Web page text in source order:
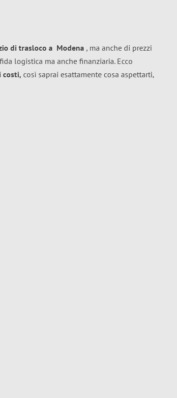
di trasloco a Modena , ma anche di prezzi
logistica ma anche finanziaria. Ecco
costi, così saprai esattamente cosa aspettarti,